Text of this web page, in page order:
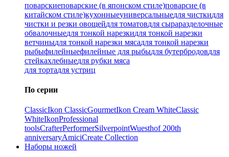
поварскиеповарские (в японском стиле)поварсие (в
китайском стиле)кухонныеуниверсальныедля чисткидля
чистки и резки овощейдля томатовдля сыраразделочные
обвалочныедля тонкой нарезкидля тонкой нарезки
ветчиныдля тонкой нарезки мясадля тонкой нарезки
рыбыфилейныефилейные для рыбыдля бутербродовдля
стейкахлебныедля рубки мяса
для тортадля устриц
По серии
ClassicIkon ClassiсGourmetIkon Cream WhiteClassic
WhiteIkonProfessional
toolsCrafterPerformerSilverpointWuesthof 200th
anniversaryAmiciCreate Collection
Наборы ножей